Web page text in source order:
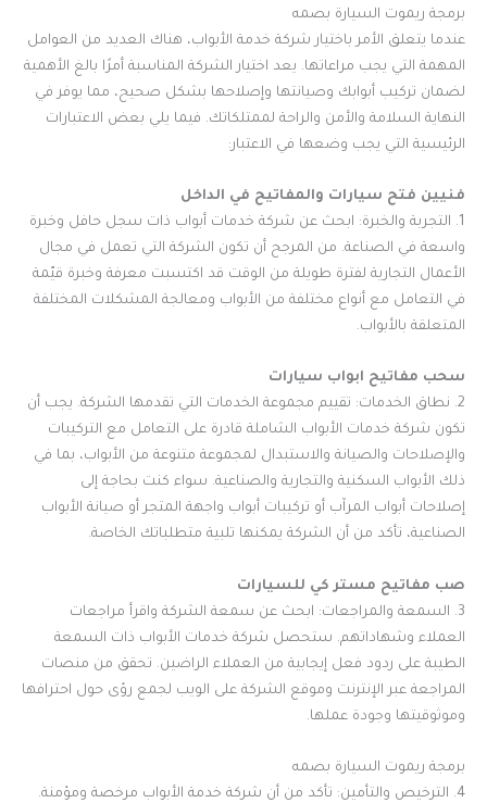
برمجة ريموت السيارة بصمه
عندما يتعلق الأمر باختيار شركة خدمة الأبواب، هناك العديد من العوامل
المهمة التي يجب مراعاتها. يعد اختيار الشركة المناسبة أمرًا بالغ الأهمية
لضمان تركيب أبوابك وصيانتها وإصلاحها بشكل صحيح، مما يوفر في
النهاية السلامة والأمن والراحة لممتلكاتك. فيما يلي بعض الاعتبارات
الرئيسية التي يجب وضعها في الاعتبار:
فنيين فتح سيارات والمفاتيح في الداخل
1. التجربة والخبرة: ابحث عن شركة خدمات أبواب ذات سجل حافل وخبرة
واسعة في الصناعة. من المرجح أن تكون الشركة التي تعمل في مجال
الأعمال التجارية لفترة طويلة من الوقت قد اكتسبت معرفة وخبرة قيّمة
في التعامل مع أنواع مختلفة من الأبواب ومعالجة المشكلات المختلفة
المتعلقة بالأبواب.
سحب مفاتيح ابواب سيارات
2. نطاق الخدمات: تقييم مجموعة الخدمات التي تقدمها الشركة. يجب أن
تكون شركة خدمات الأبواب الشاملة قادرة على التعامل مع التركيبات
والإصلاحات والصيانة والاستبدال لمجموعة متنوعة من الأبواب، بما في
ذلك الأبواب السكنية والتجارية والصناعية. سواء كنت بحاجة إلى
إصلاحات أبواب المرآب أو تركيبات أبواب واجهة المتجر أو صيانة الأبواب
الصناعية، تأكد من أن الشركة يمكنها تلبية متطلباتك الخاصة.
صب مفاتيح مستر كي للسيارات
3. السمعة والمراجعات: ابحث عن سمعة الشركة واقرأ مراجعات
العملاء وشهاداتهم. ستحصل شركة خدمات الأبواب ذات السمعة
الطيبة على ردود فعل إيجابية من العملاء الراضين. تحقق من منصات
المراجعة عبر الإنترنت وموقع الشركة على الويب لجمع رؤى حول احترافها
وموثوقيتها وجودة عملها.
برمجة ريموت السيارة بصمه
4. الترخيص والتأمين: تأكد من أن شركة خدمة الأبواب مرخصة ومؤمنة.